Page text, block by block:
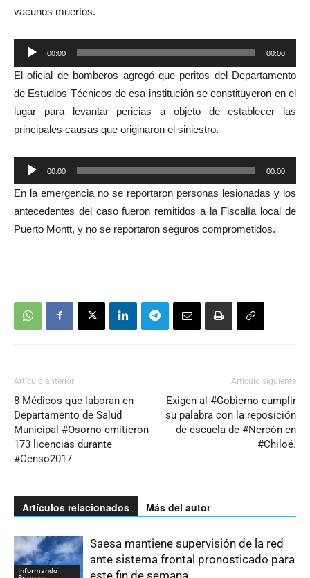
vacunos muertos.
Reproductor
de
audio
00:00 00:00
El oficial de bomberos agregó que peritos del Departamento
de Estudios Técnicos de esa institución se constituyeron en el
lugar para levantar pericias a objeto de establecer las
principales causas que originaron el siniestro.
Reproductor
de
audio
00:00 00:00
En la emergencia no se reportaron personas lesionadas y los
antecedentes del caso fueron remitidos a la Fiscalía local de
Puerto Montt, y no se reportaron seguros comprometidos.
Artículo anterior
8 Médicos que laboran en
Departamento de Salud
Municipal #Osorno emitieron
173 licencias durante
#Censo2017
Artículo siguiente
Exigen al #Gobierno cumplir
su palabra con la reposición
de escuela de #Nercón en
#Chiloé.
Artículos relacionados Más del autor
Informando
Saesa mantiene supervisión de la red
ante sistema frontal pronosticado para
este fin de semana